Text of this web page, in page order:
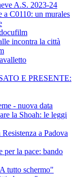
A.S. 2023-24
a C0110: un murales
incontra la città
E PRESENTE:
- nuova data
la Shoah: le leggi
a Padova
la pace: bando
tutto schermo"